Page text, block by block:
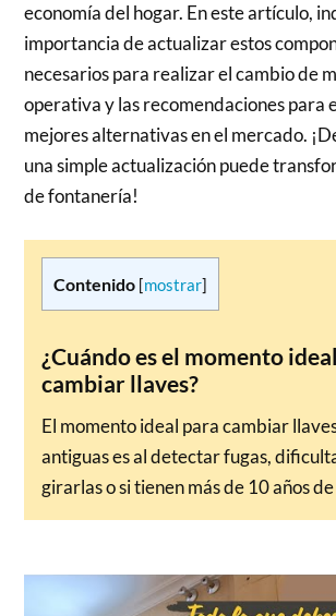
economía del hogar. En este artículo,
importancia de actualizar estos
necesarios para realizar el cambio de
operativa y las recomendaciones para
mejores alternativas en el mercado.
una simple actualización puede
de fontanería!
Contenido [mostrar]
¿Cuándo es el momento
cambiar llaves?
El momento ideal para cambiar
antiguas es al detectar fugas,
girarlas o si tienen más de 10 años de